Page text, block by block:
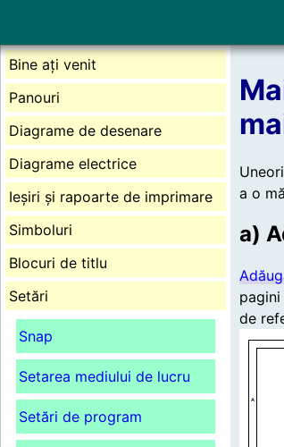
a o
a)
de
Bine ați venit
Panouri
Diagrame de desenare
Diagrame electrice
Ieșiri și rapoarte de imprimare
Simboluri
Blocuri de titlu
Setări
Snap
Setarea mediului de lucru
Setări de program